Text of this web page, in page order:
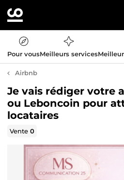
Pour vousMeilleurs services
Airbnb
Je vais rédiger votre
ou Leboncoin pour
locataires
Vente0